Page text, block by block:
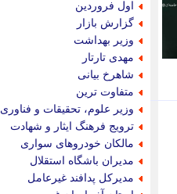
اول فروردین
گزارش بازار
وزیر بهداشت
مهدی تارتار
شاهرخ بیانی
متفاوت ترین
وزیر علوم، تحقیقات و فناوری
ترویج فرهنگ ایثار و شهادت
مالکان خودروهای سواری
مدیران باشگاه استقلال
مدیرکل پدافند غیرعامل